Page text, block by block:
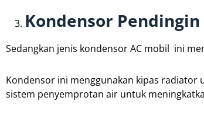
Kondensor
Sedangkan jenis kondensor AC mobil ini
Kondensor ini menggunakan kipas
sistem penyemprotan air untuk